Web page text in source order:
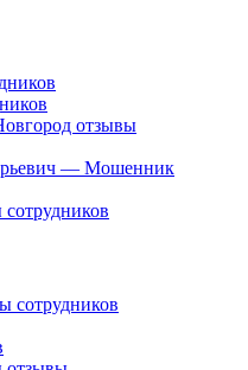
отзывы
— Мошенник
сотрудников